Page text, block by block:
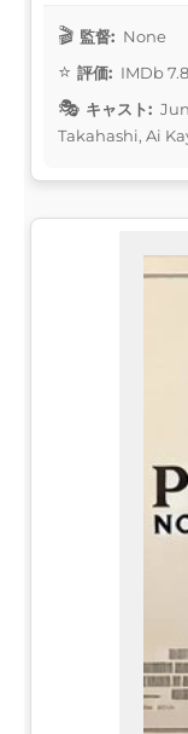
監督: None
評価: IMDb 7.8
キャスト:
Takahashi, Ai